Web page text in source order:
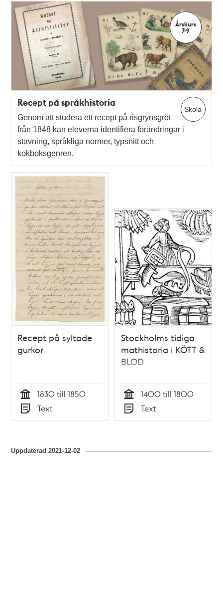
Årskurs
7-9
Skola
Recept på språkhistoria
Genom att studera ett recept på risgrynsgröt
från 1848 kan eleverna identifiera förändringar i
stavning, språkliga normer, typsnitt och
kokboksgenren.
Recept på syltade
gurkor
Tid
1830 till 1850
Typ
Text
Stockholms tidiga
mathistoria i KÖTT &
BLOD
Tid
1400 till 1800
Typ
Text
Uppdaterad2021-12-02